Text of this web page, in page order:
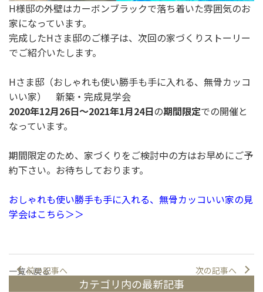
H様邸の外壁はカーボンブラックで落ち着いた雰囲気のお
家になっています。
完成したHさま邸のご様子は、次回の家づくりストーリー
でご紹介いたします。
Hさま邸（おしゃれも使い勝手も手に入れる、無骨カッコ
いい家） 新築・完成見学会
2020年12月26日～2021年1月24日の期間限定での開催と
なっています。
期間限定のため、家づくりをご検討中の方はお早めにご予
約下さい。お待ちしております。
おしゃれも使い勝手も手に入れる、無骨カッコいい家の見
学会はこちら＞＞
前の記事へ 次の記事へ
一覧へ戻る
カテゴリ内の最新記事